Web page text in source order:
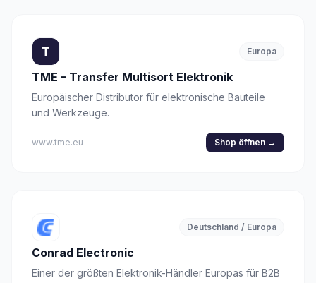
T Europa
TME – Transfer Multisort Elektronik
Europäischer Distributor für elektronische Bauteile
und Werkzeuge.
www.tme.eu Shop öffnen →
Deutschland / Europa
Conrad Electronic
Einer der größten Elektronik-Händler Europas für B2B